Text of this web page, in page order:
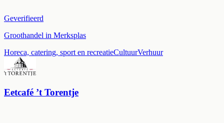
Geverifieerd
Groothandel in Merksplas
Horeca, catering, sport en recreatieCultuurVerhuur
Eetcafé ’t Torentje